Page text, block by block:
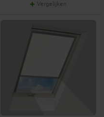
Vergelijken